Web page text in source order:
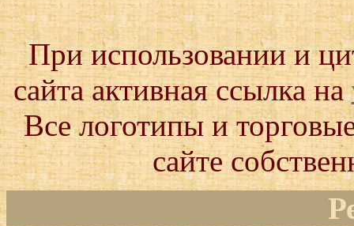
При использовании и
сайта активная ссылка на
Все логотипы и
сайте